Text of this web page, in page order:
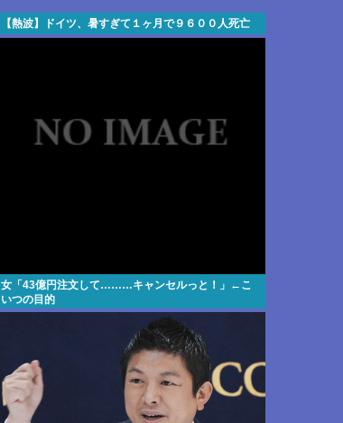
【熱波】ドイツ、暑すぎて１ヶ月で９６００人死亡
女「43億円注文して………キャンセルっと！」←こ
いつの目的